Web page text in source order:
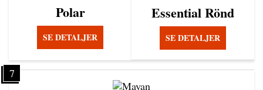
Polar
SE DETALJER
Essential Rönd
SE DETALJER
7